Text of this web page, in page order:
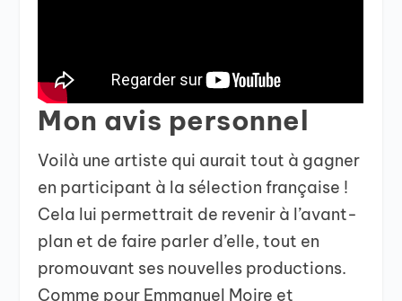
Mon avis personnel
Voilà une artiste qui aurait tout à gagner
en participant à la sélection française !
Cela lui permettrait de revenir à l’avant-
plan et de faire parler d’elle, tout en
promouvant ses nouvelles productions.
Comme pour Emmanuel Moire et